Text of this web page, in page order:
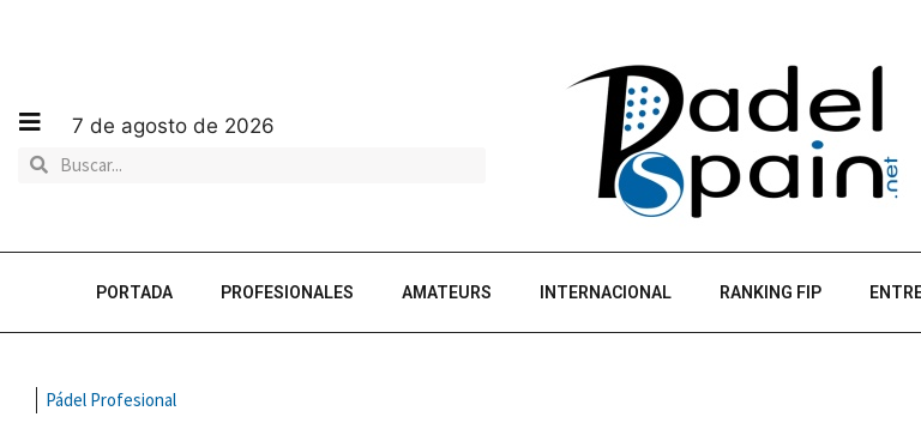
7 de agosto de 2026
PORTADA PROFESIONALES AMATEURS INTERNACIONAL RANKING FIP
Pádel Profesional